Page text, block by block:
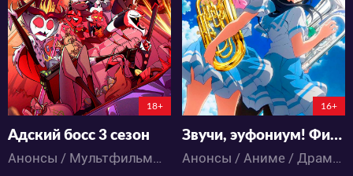
22 0
26:8:32:44
18+
Адский босс 3 сезон
Анонсы / Мультфильмы / Боевик / Драма / Комедия / Музыка / Ужасы / Фантастика / Фэнтези
8 0
31:21:22:44
16+
Звучи, эуфониум! Финал. Часть 2
Анонсы / Аниме / Драма / Музыка / Школа